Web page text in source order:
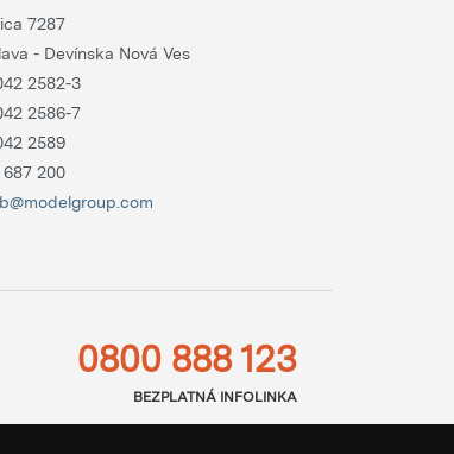
7287
- Devínska Nová Ves
2582-3
2586-7
2589
687 200
0800 888 123
BEZPLATNÁ INFOLINKA